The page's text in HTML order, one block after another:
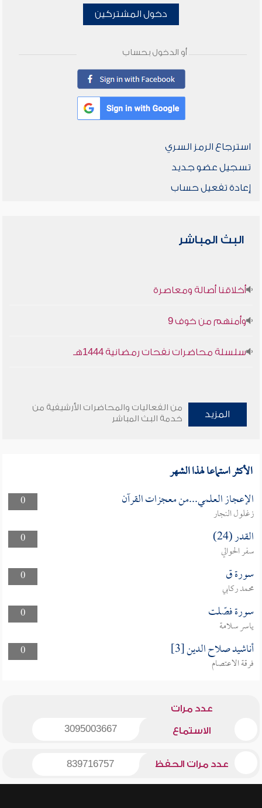
دخول المشتركين
أو الدخول بحساب
استرجاع الرمز السري
تسجيل عضو جديد
إعادة تفعيل حساب
البث المباشر
أخلاقنا أصالة ومعاصرة
وأمنهم من خوف 9
سلسلة محاضرات نفحات رمضانية 1444هـ
المزيد
من الفعاليات والمحاضرات الأرشيفية من
خدمة البث المباشر
الأكثر استماعا لهذا الشهر
0 الإعجاز العلمي...من معجزات القرآن
زغلول النجار
0
القدر (24)
سفر الحوالي
0
سورة ق
محمد ركابي
0
سورة فصّلت
ياسر سلامة
0
أناشيد صلاح الدين [3]
فرقة الاعتصام
عدد مرات
الاستماع 3095003667
عدد مرات الحفظ 839716757